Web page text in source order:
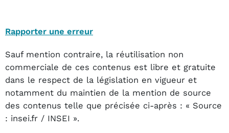
Rapporter une erreur
Sauf mention contraire, la réutilisation non
commerciale de ces contenus est libre et gratuite
dans le respect de la législation en vigueur et
notamment du maintien de la mention de source
des contenus telle que précisée ci-après : « Source
: insei.fr / INSEI ».